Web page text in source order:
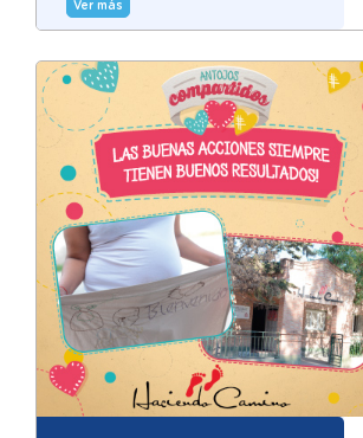
Ver más